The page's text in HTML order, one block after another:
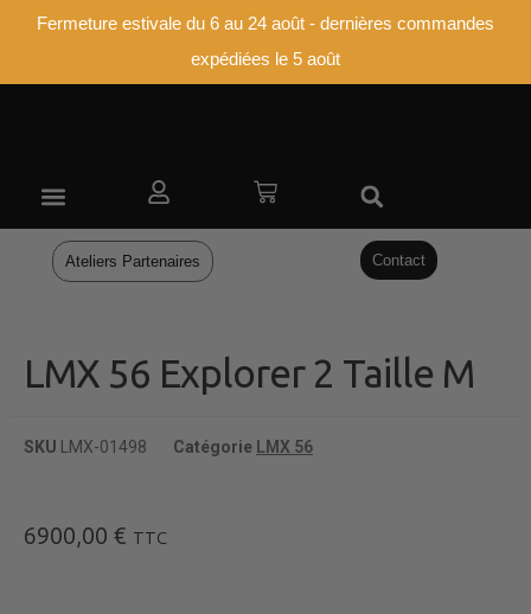
Fermeture estivale du 6 au 24 août - dernières commandes
expédiées le 5 août
Ateliers Partenaires Contact
LMX 56 Explorer 2 Taille M
SKU LMX-01498 Catégorie LMX 56
6900,00 € TTC